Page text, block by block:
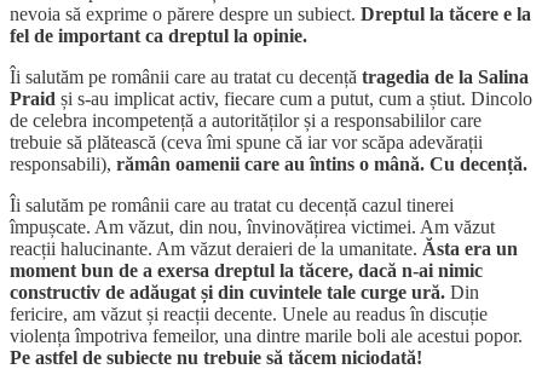
nevoia să exprime o părere despre un subiect. Dreptul la tăcere e la
fel de important ca dreptul la opinie.
Îi salutăm pe românii care au tratat cu decență tragedia de la Salina
Praid și s-au implicat activ, fiecare cum a putut, cum a știut. Dincolo
de celebra incompetență a autorităților și a responsabililor care
trebuie să plătească (ceva îmi spune că iar vor scăpa adevărații
responsabili), rămân oamenii care au întins o mână. Cu decență.
Îi salutăm pe românii care au tratat cu decență cazul tinerei
împușcate. Am văzut, din nou, învinovățirea victimei. Am văzut
reacții halucinante. Am văzut deraieri de la umanitate. Ăsta era un
moment bun de a exersa dreptul la tăcere, dacă n-ai nimic
constructiv de adăugat și din cuvintele tale curge ură. Din
fericire, am văzut și reacții decente. Unele au readus în discuție
violența împotriva femeilor, una dintre marile boli ale acestui popor.
Pe astfel de subiecte nu trebuie să tăcem niciodată!